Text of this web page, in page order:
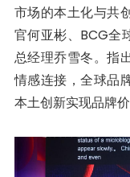
市场的本土化与共
官何亚彬、BCG全
总经理乔雪冬。指
情感连接，全球品
本土创新实现品牌价